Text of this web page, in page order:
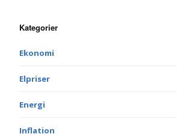
Kategorier
Ekonomi
Elpriser
Energi
Inflation